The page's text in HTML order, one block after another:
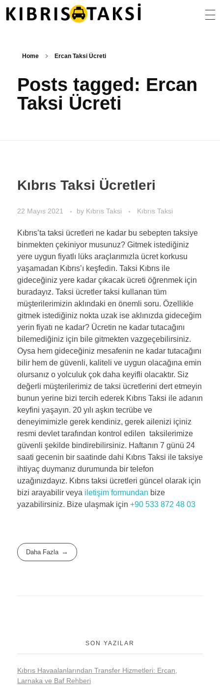
Home Ercan Taksi Ücreti
Posts tagged: Ercan
Taksi Ücreti
Kıbrıs Taksi Ücretleri
22 Mayıs 2021 by Kıbrıs Taksi Kıbrıs Taksi
Kıbrıs’ta taksi ücretleri ne kadar bu sebepten taksiye
binmekten çekiniyor musunuz? Gitmek istediğiniz
yere uygun fiyatlı lüks araçlarımızla ücret korkusu
yaşamadan Kıbrıs’ı keşfedin. Taksi Kıbrıs ile
gideceğiniz yere kadar çıkacak ücreti öğrenmek için
buradayız. Taksi ücretler taksi kullanan tüm
müşterilerimizin aklındaki en önemli soru. Özellikle
gitmek istediğiniz nokta uzak ise aklınızda gideceğim
yerin fiyatı ne kadar? Ücretin ne kadar tutacağını
bilemediğiniz için bile gitmekten vazgeçebilirsiniz.
Oysa hem gideceğiniz mesafenin ne kadar tutacağını
bilir hem de güvenli, kaliteli ve uygun olacağına emin
olursanız o yolculuk çok daha keyifli olacaktır. Siz
değerli müşterilerimiz de taksi ücretlerini dert etmeyin
bunun yerine bizi tercih ederek Kıbrıs Taksi ile adanın
keyfini yaşayın. 20 yılı aşkın tecrübe ve
deneyimimizle gerek kendiniz, gerek ailenizi içiniz
resmi devlet tarafından kontrol edilen taksilerimize
güvenli şekilde bindirebilirsiniz. Haftanın 7 günü 24
saati gecenin bir saatinde dahi Kıbrıs Taksi ile taksiye
ihtiyaç duymanız durumunda bir telefon
uzağınızdayız. Kıbrıs taksi ücretleri güncel olarak için
bizi arayabilir veya iletişim formundan bize
yazabilirsiniz. Bize ulaşmak için +90 533 872 48 03
Daha Fazla
SON YAZILAR
Kıbrıs Havaalanlarından Transfer Hizmetleri: Ercan,
Larnaka ve Baf Rehberi